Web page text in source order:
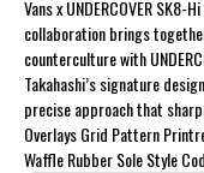
Vans x UNDERCOVER SK8-
collaboration brings
counterculture with
Takahashi’s signature
precise approach that
Overlays Grid Pattern
Waffle Rubber Sole Style